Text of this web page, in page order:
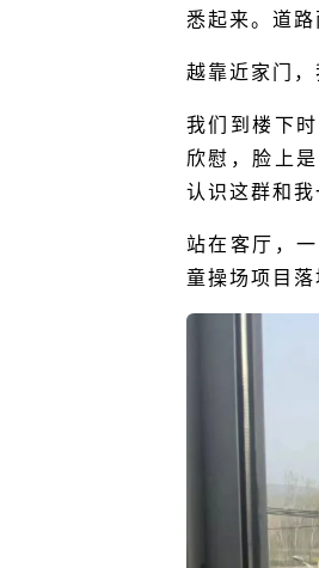
悉起来。道
越靠近家门
我们到楼下
欣慰，脸上
认识这群和我
站在客厅，
童操场项目落